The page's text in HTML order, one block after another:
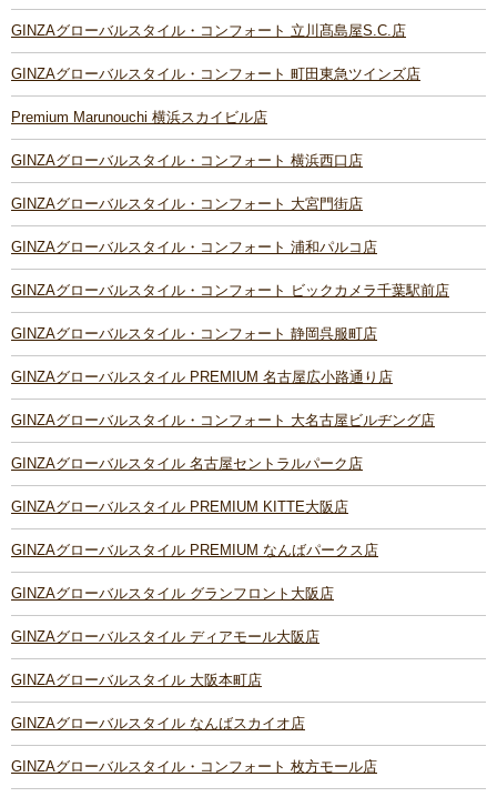
GINZAグローバルスタイル・コンフォート 立川髙島屋S.C.店
GINZAグローバルスタイル・コンフォート 町田東急ツインズ店
Premium Marunouchi 横浜スカイビル店
GINZAグローバルスタイル・コンフォート 横浜西口店
GINZAグローバルスタイル・コンフォート 大宮門街店
GINZAグローバルスタイル・コンフォート 浦和パルコ店
GINZAグローバルスタイル・コンフォート ビックカメラ千葉駅前店
GINZAグローバルスタイル・コンフォート 静岡呉服町店
GINZAグローバルスタイル PREMIUM 名古屋広小路通り店
GINZAグローバルスタイル・コンフォート 大名古屋ビルヂング店
GINZAグローバルスタイル 名古屋セントラルパーク店
GINZAグローバルスタイル PREMIUM KITTE大阪店
GINZAグローバルスタイル PREMIUM なんばパークス店
GINZAグローバルスタイル グランフロント大阪店
GINZAグローバルスタイル ディアモール大阪店
GINZAグローバルスタイル 大阪本町店
GINZAグローバルスタイル なんばスカイオ店
GINZAグローバルスタイル・コンフォート 枚方モール店